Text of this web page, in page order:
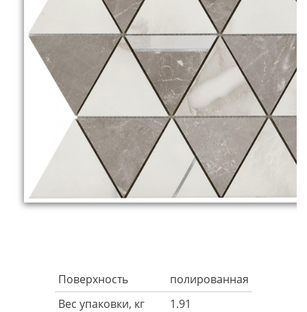
Поверхность
полированная
Вес упаковки, кг
1.91